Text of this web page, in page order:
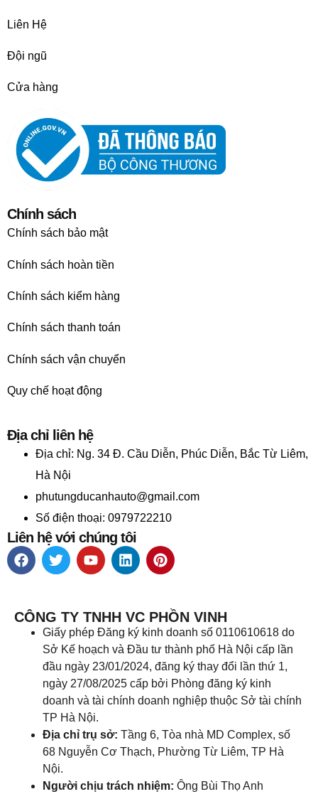
Liên Hệ
Đội ngũ
Cửa hàng
Chính sách
Chính sách bảo mật
Chính sách hoàn tiền
Chính sách kiểm hàng
Chính sách thanh toán
Chính sách vận chuyển
Quy chế hoạt động
Địa chỉ liên hệ
Địa chỉ: Ng. 34 Đ. Cầu Diễn, Phúc Diễn, Bắc Từ Liêm,
Hà Nội
phutungducanhauto@gmail.com
Số điện thoại: 0979722210
Liên hệ với chúng tôi
CÔNG TY TNHH VC PHỒN VINH
Giấy phép Đăng ký kinh doanh số 0110610618 do
Sở Kế hoạch và Đầu tư thành phố Hà Nội cấp lần
đầu ngày 23/01/2024, đăng ký thay đổi lần thứ 1,
ngày 27/08/2025 cấp bởi Phòng đăng ký kinh
doanh và tài chính doanh nghiệp thuộc Sở tài chính
TP Hà Nội.
Địa chỉ trụ sở: Tầng 6, Tòa nhà MD Complex, số
68 Nguyễn Cơ Thạch, Phường Từ Liêm, TP Hà
Nội.
Người chịu trách nhiệm: Ông Bùi Thọ Anh